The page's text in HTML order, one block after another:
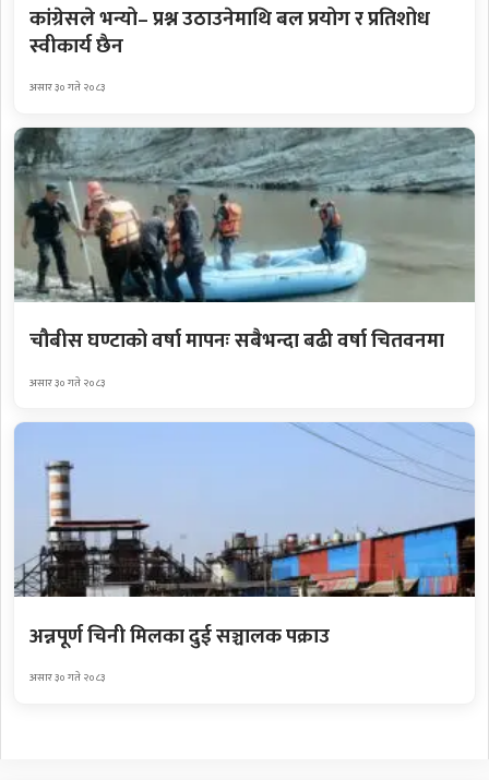
कांग्रेसले भन्यो– प्रश्न उठाउनेमाथि बल प्रयोग र प्रतिशोध
स्वीकार्य छैन
असार ३० गते २०८३
चौबीस घण्टाको वर्षा मापनः सबैभन्दा बढी वर्षा चितवनमा
असार ३० गते २०८३
अन्नपूर्ण चिनी मिलका दुई सञ्चालक पक्राउ
असार ३० गते २०८३